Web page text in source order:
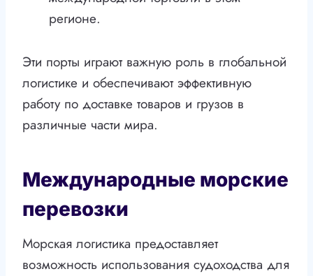
регионе.
Эти порты играют важную роль в глобальной
логистике и обеспечивают эффективную
работу по доставке товаров и грузов в
различные части мира.
Международные морские
перевозки
Морская логистика предоставляет
возможность использования судоходства для